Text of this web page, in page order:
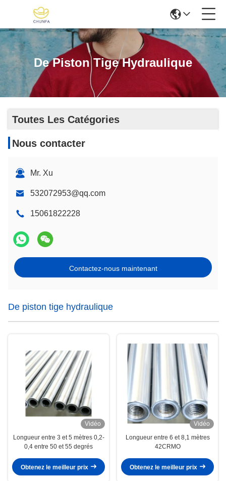
De Piston Tige Hydraulique
Toutes Les Catégories
Nous contacter
Mr. Xu
532072953@qq.com
15061822228
Contactez-nous maintenant
De piston tige hydraulique
Vidéo
Longueur entre 3 et 5 mètres 0,2-
0,4 entre 50 et 55 degrés
Obtenez le meilleur prix
Vidéo
Longueur entre 6 et 8,1 mètres
42CRMO
Obtenez le meilleur prix